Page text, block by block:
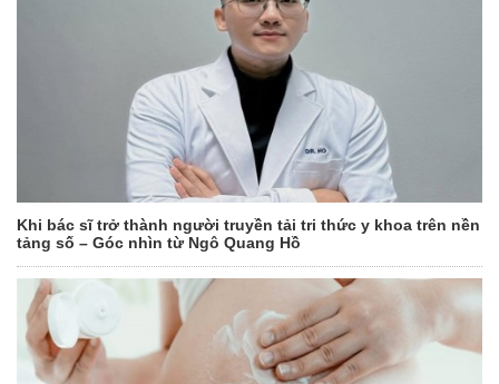
Khi bác sĩ trở thành người truyền tải tri thức y khoa trên nền
tảng số – Góc nhìn từ Ngô Quang Hồ